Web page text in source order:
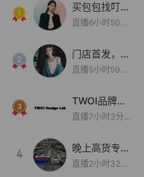
买包包找叮
当,一折购！
直播6小时50分
门店首发，秋
款大上新！！
直播5小时59分
TWOI品牌直
播间新款上
直播7小时3分5
4
晚上高货专场
大放漏
直播2小时32分